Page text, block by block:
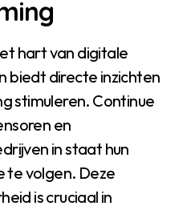
hart van digitale
biedt directe inzichten
stimuleren. Continue
en
in staat hun
te volgen. Deze
is cruciaal in